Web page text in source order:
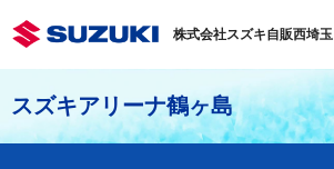
株式会社スズキ自販西埼玉
スズキアリーナ鶴ヶ島